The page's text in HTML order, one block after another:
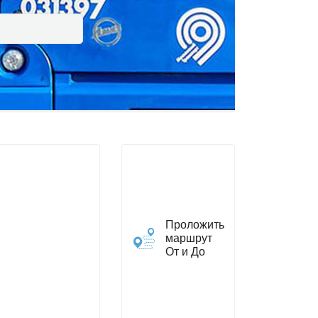
Проложить
маршрут
От и До